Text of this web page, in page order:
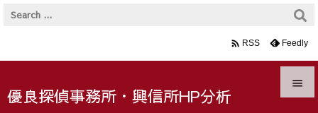
優良探偵事務所・興信所HP分析

 RSS Feedly